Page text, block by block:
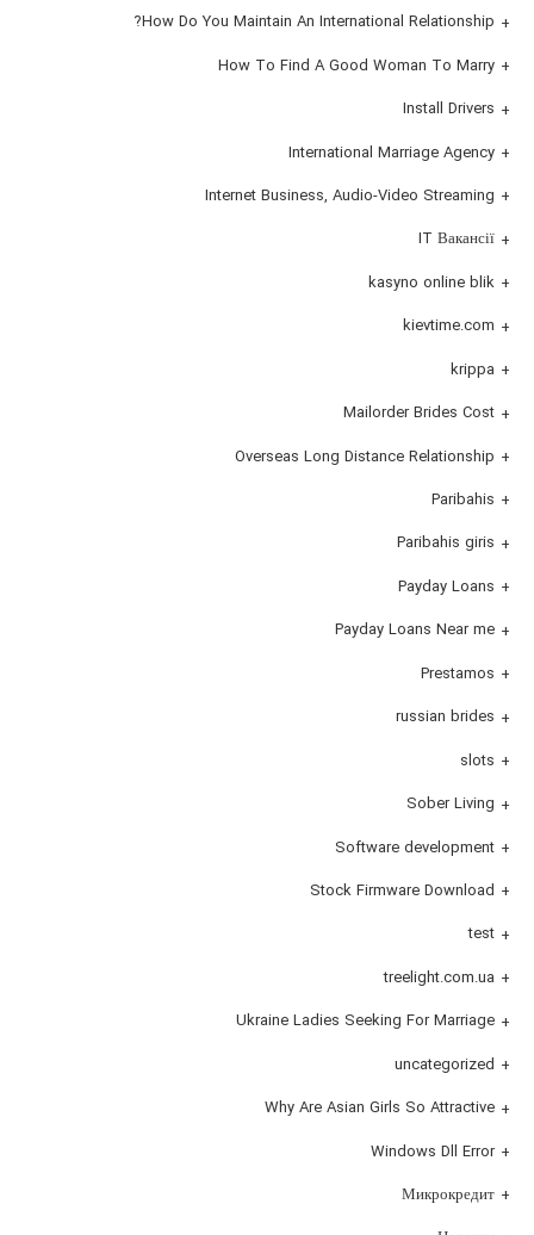
How Do You Maintain An International Relationship?
How To Find A Good Woman To Marry
Install Drivers
International Marriage Agency
Internet Business, Audio-Video Streaming
IT Вакансії
kasyno online blik
kievtime.com
krippa
Mailorder Brides Cost
Overseas Long Distance Relationship
Paribahis
Paribahis giris
Payday Loans
Payday Loans Near me
Prestamos
russian brides
slots
Sober Living
Software development
Stock Firmware Download
test
treelight.com.ua
Ukraine Ladies Seeking For Marriage
uncategorized
Why Are Asian Girls So Attractive
Windows Dll Error
Микрокредит